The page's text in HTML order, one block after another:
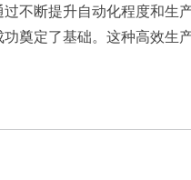
不断提升自动化程度和生
奠定了基础。这种高效生